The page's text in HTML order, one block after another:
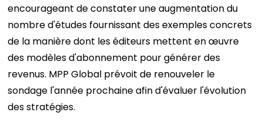
encourageant de constater une augmentation du
nombre d'études fournissant des exemples concrets
de la manière dont les éditeurs mettent en œuvre
des modèles d'abonnement pour générer des
revenus. MPP Global prévoit de renouveler le
sondage l'année prochaine afin d'évaluer l'évolution
des stratégies.